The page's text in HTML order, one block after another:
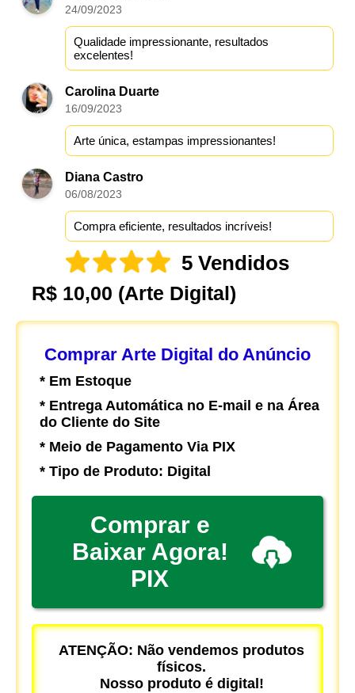
24/09/2023
Qualidade impressionante, resultados
excelentes!
Carolina Duarte
16/09/2023
Arte única, estampas impressionantes!
Diana Castro
06/08/2023
Compra eficiente, resultados incríveis!
5 Vendidos
R$ 10,00 (Arte Digital)
Comprar Arte Digital do Anúncio
* Em Estoque
* Entrega Automática no E-mail e na Área
do Cliente do Site
* Meio de Pagamento Via PIX
* Tipo de Produto: Digital
Comprar e
Baixar Agora!
PIX
ATENÇÃO: Não vendemos produtos
físicos.
Nosso produto é digital!